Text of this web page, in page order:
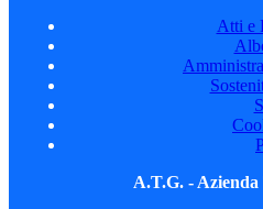
Atti e
A.T.G. -